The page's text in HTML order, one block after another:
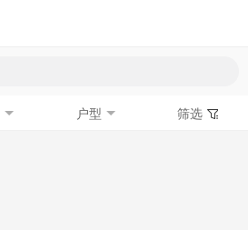
户型 筛选